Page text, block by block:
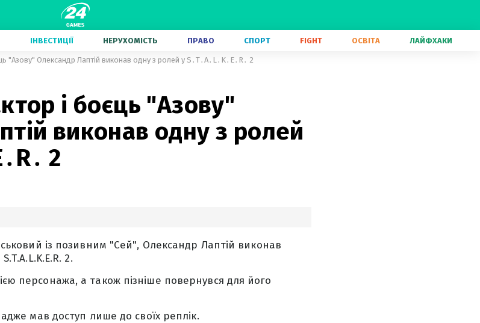
ІНВЕСТИЦІЇ НЕРУХОМІСТЬ ПРАВО СПОРТ FIGHT ОСВІТА ЛАЙФХАКИ
"Азову" Олександр Лаптій виконав одну з ролей у S․T․A․L․K․E․R․ 2
і боєць "Азову"
виконав одну з ролей
2
із позивним "Сей", Олександр Лаптій виконав
2.
персонажа, а також пізніше повернувся для його
мав доступ лише до своїх реплік.